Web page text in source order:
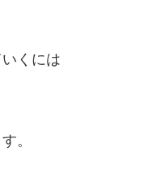
くには
。